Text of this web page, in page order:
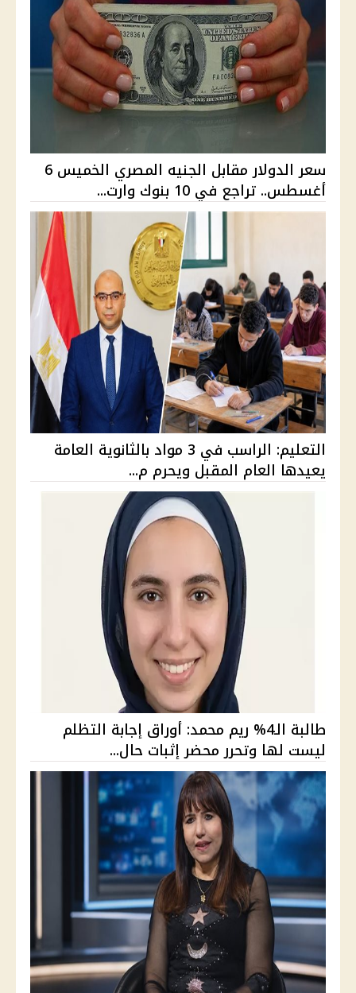
سعر الدولار مقابل الجنيه المصري الخميس 6
أغسطس.. تراجع في 10 بنوك وارت...
التعليم: الراسب في 3 مواد بالثانوية العامة
يعيدها العام المقبل ويحرم م...
طالبة الـ4% ريم محمد: أوراق إجابة التظلم
ليست لها وتحرر محضر إثبات حال...